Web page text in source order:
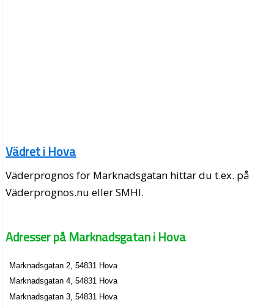
Vädret i Hova
Väderprognos för Marknadsgatan hittar du t.ex. på
Väderprognos.nu eller SMHI.
Adresser på Marknadsgatan i Hova
Marknadsgatan 2, 54831 Hova
Marknadsgatan 4, 54831 Hova
Marknadsgatan 3, 54831 Hova